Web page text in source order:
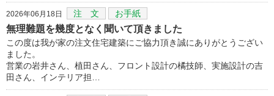
2026年06月18日 注 文 お手紙
無理難題を幾度となく聞いて頂きました
この度は我が家の注文住宅建築にご協力頂き誠にありがとうござい
ました。
営業の岩井さん、植田さん、フロント設計の橘技師、実施設計の吉
田さん、インテリア担…